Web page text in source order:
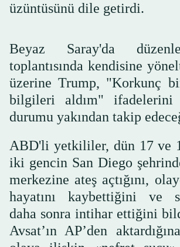
üzüntüsünü dile getirdi.
Beyaz Saray'da
toplantısında kendisine
üzerine Trump, "Korkunç
bilgileri aldım" ifadelerini
durumu yakından takip
ABD'li yetkililer, dün 17 ve
iki gencin San Diego
merkezine ateş açtığını,
hayatını kaybettiğini ve
daha sonra intihar ettiğini
Avsat’ın AP’den